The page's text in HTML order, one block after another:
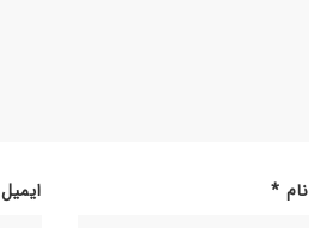
نام * ایمیل